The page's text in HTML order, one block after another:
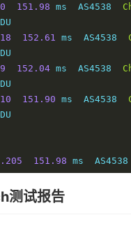
151.98 ms  AS4538
152.61 ms  AS4538
152.04 ms  AS4538
151.90 ms  AS4538
151.98 ms
测试报告